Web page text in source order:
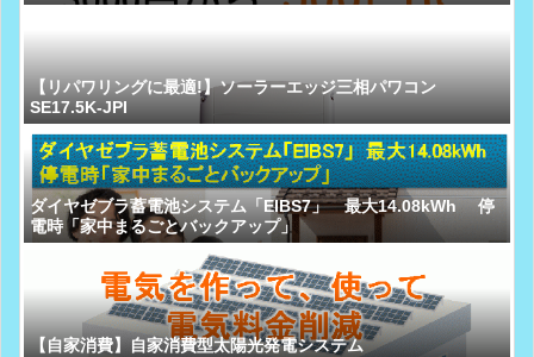
【リパワリングに最適!】ソーラーエッジ三相パワコン
SE17.5K-JPI
ダイヤゼブラ蓄電池システム「EIBS7」 最大14.08kWh 停
電時「家中まるごとバックアップ」
【自家消費】自家消費型太陽光発電システム